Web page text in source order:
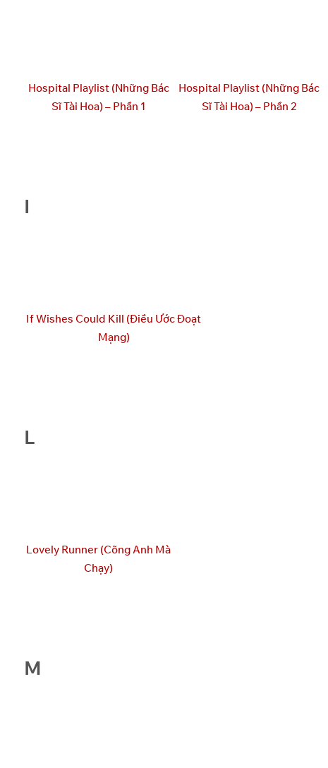
Hospital Playlist (Những Bác
Sĩ Tài Hoa) – Phần 1
Hospital Playlist (Những Bác
Sĩ Tài Hoa) – Phần 2
I
If Wishes Could Kill (Điều Ước Đoạt
Mạng)
L
Lovely Runner (Cõng Anh Mà
Chạy)
M